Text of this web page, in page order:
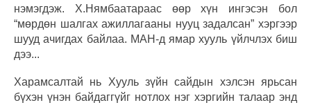
нэмэгдэж. Х.Нямбаатараас өөр хүн ингэсэн бол
“мөрдөн шалгах ажиллагааны нууц задалсан” хэргээр
шууд ачигдах байлаа. МАН-д ямар хууль үйлчлэх биш
дээ...
Харамсалтай нь Хууль зүйн сайдын хэлсэн ярьсан
бүхэн үнэн байдаггүйг нотлох нэг хэргийн талаар энд